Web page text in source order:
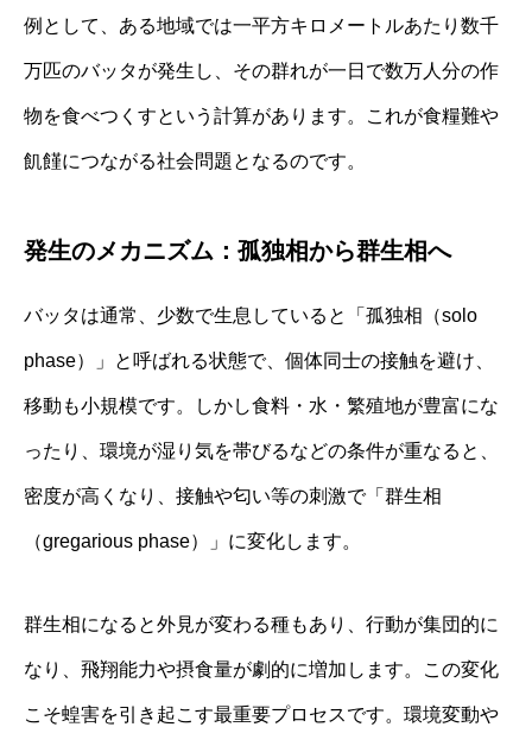
例として、ある地域では一平方キロメートルあたり数千
万匹のバッタが発生し、その群れが一日で数万人分の作
物を食べつくすという計算があります。これが食糧難や
飢饉につながる社会問題となるのです。
発生のメカニズム：孤独相から群生相へ
バッタは通常、少数で生息していると「孤独相（solo
phase）」と呼ばれる状態で、個体同士の接触を避け、
移動も小規模です。しかし食料・水・繁殖地が豊富にな
ったり、環境が湿り気を帯びるなどの条件が重なると、
密度が高くなり、接触や匂い等の刺激で「群生相
（gregarious phase）」に変化します。
群生相になると外見が変わる種もあり、行動が集団的に
なり、飛翔能力や摂食量が劇的に増加します。この変化
こそ蝗害を引き起こす最重要プロセスです。環境変動や